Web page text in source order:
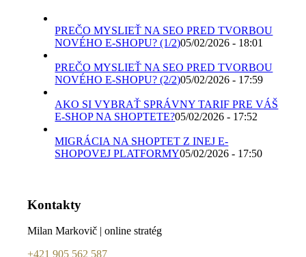
PREČO MYSLIEŤ NA SEO PRED TVORBOU
NOVÉHO E-SHOPU? (1/2)05/02/2026 - 18:01
PREČO MYSLIEŤ NA SEO PRED TVORBOU
NOVÉHO E-SHOPU? (2/2)05/02/2026 - 17:59
AKO SI VYBRAŤ SPRÁVNY TARIF PRE VÁŠ
E-SHOP NA SHOPTETE?05/02/2026 - 17:52
MIGRÁCIA NA SHOPTET Z INEJ E-
SHOPOVEJ PLATFORMY05/02/2026 - 17:50
Kontakty
Milan Markovič | online stratég
+421 905 562 587